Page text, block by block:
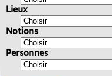
Lieux
Notions
Personnes